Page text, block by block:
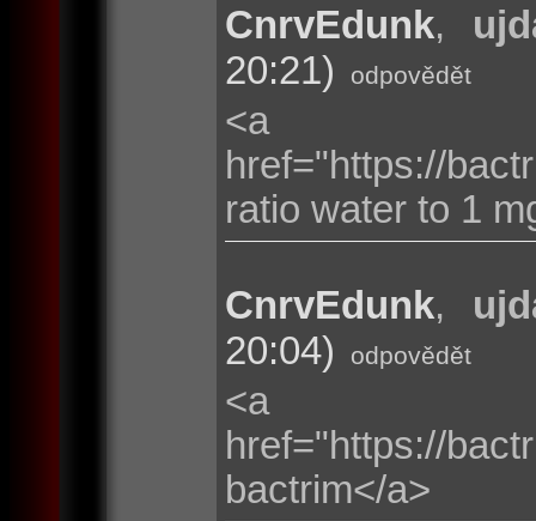
CnrvEdunk,
20:21)
odpovědět
<a
href="https://
ratio water to 1
CnrvEdunk,
20:04)
odpovědět
<a
href="https://
bactrim</a>